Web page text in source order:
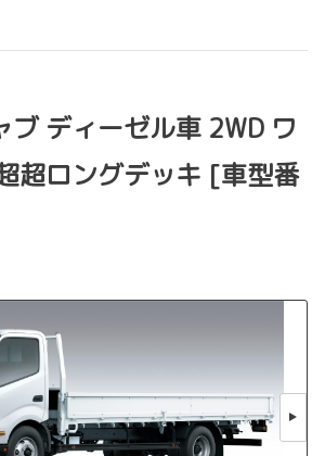
ブ ディーゼル車 2WD ワ
超ロングデッキ [車型番